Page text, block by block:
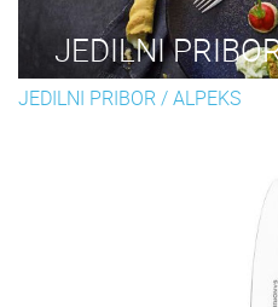
JEDILNI
JEDILNI PRIBOR/ALPEKS